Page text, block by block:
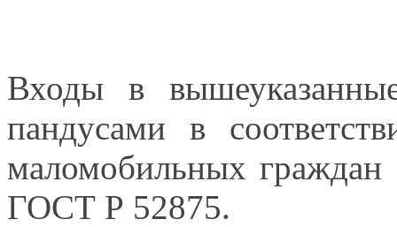
Входы в
пандусами в
маломобильных
ГОСТ Р 52875.